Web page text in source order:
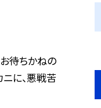
待ちかねの
ニに、悪戦苦